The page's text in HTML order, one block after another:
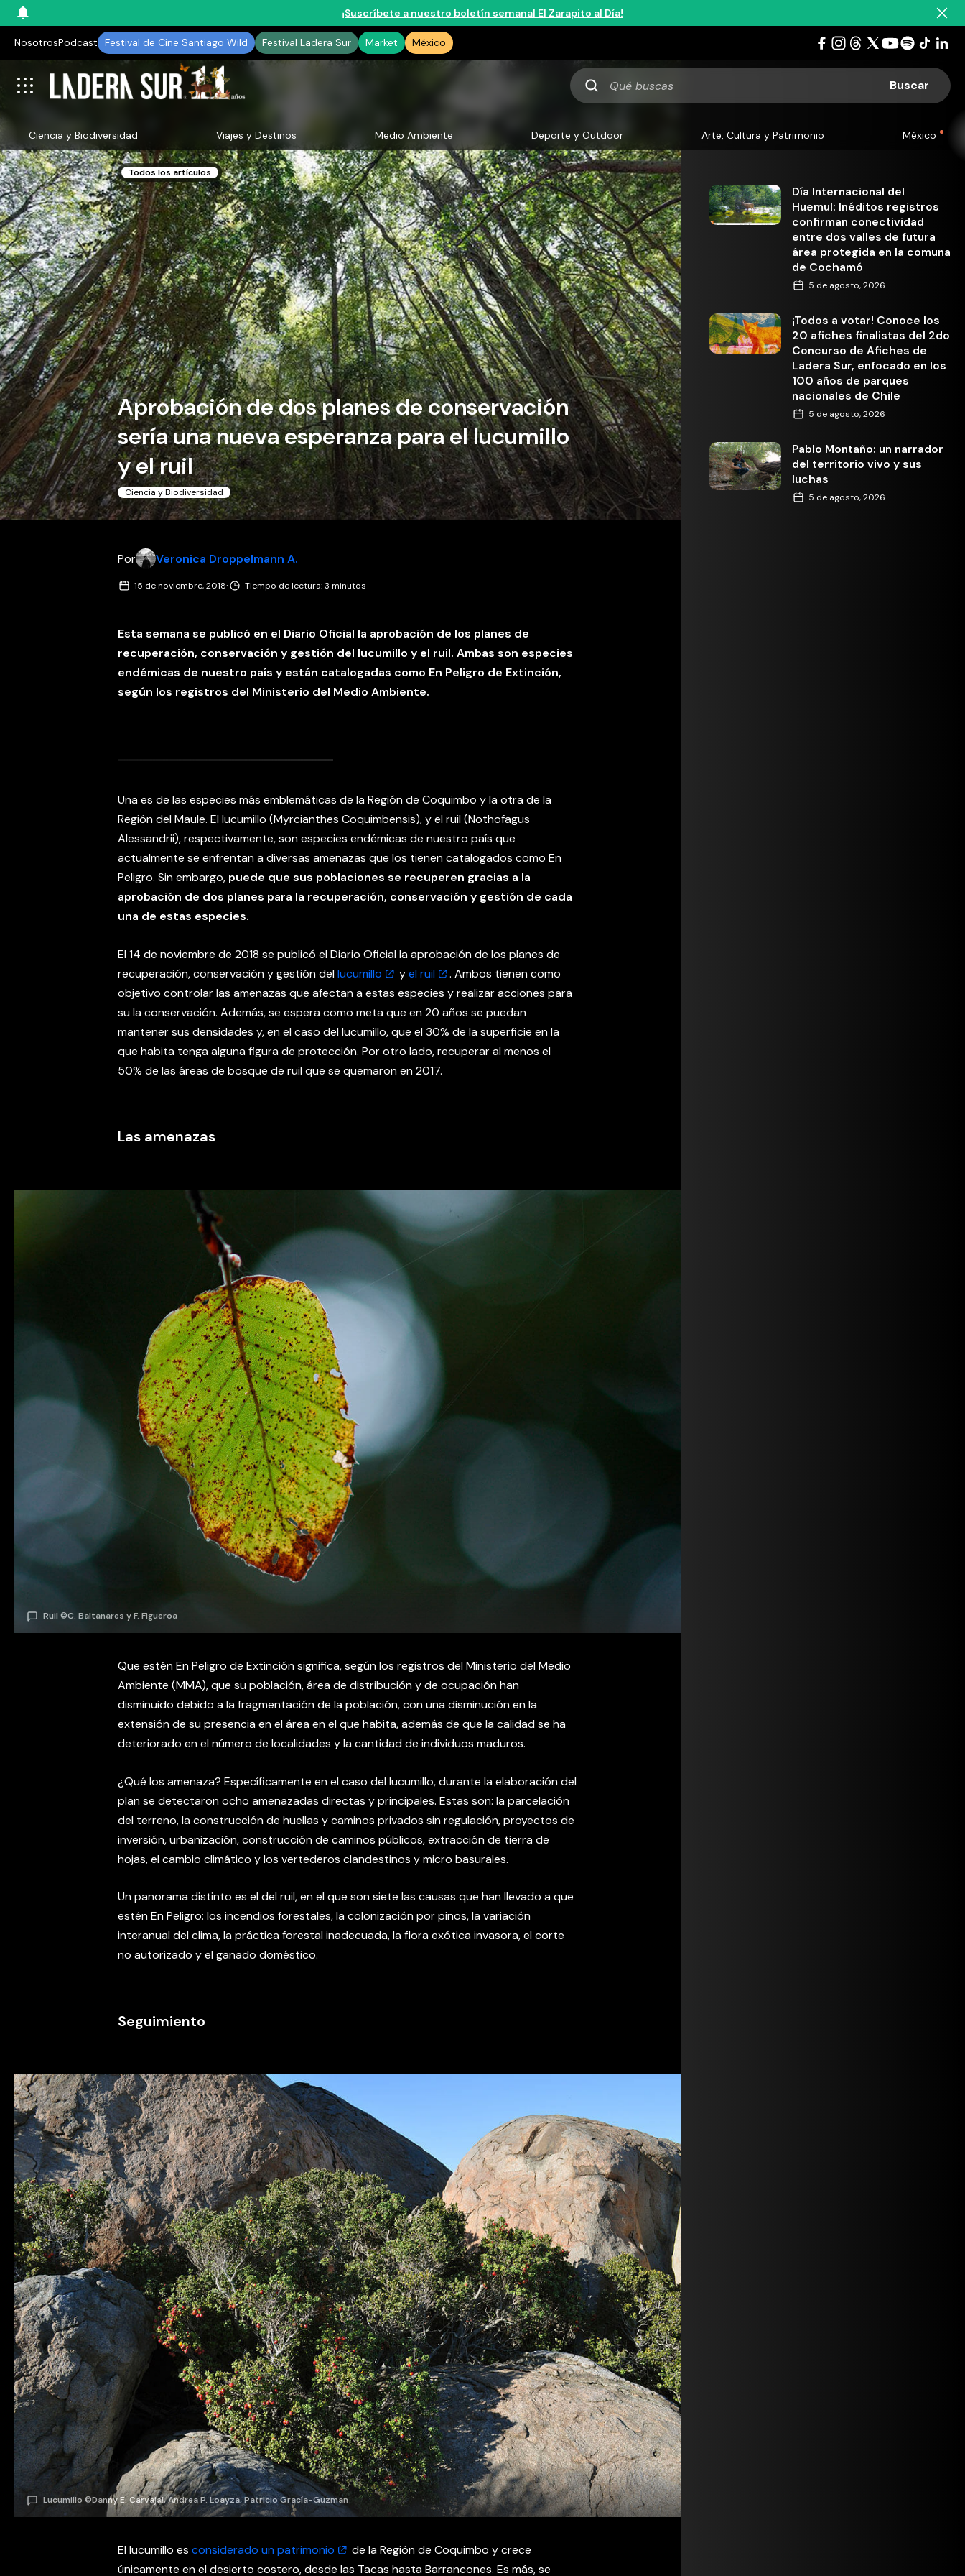
¡Suscríbete a nuestro boletín semanal El Zarapito al Día!
NosotrosPodcast Festival de Cine Santiago Wild Festival Ladera Sur Market México
Qué
buscas
Ciencia y Biodiversidad Viajes y Destinos Medio Ambiente Deporte y Outdoor Arte, Cultura y Patrimonio México
Todos los artículos
Aprobación de dos planes de conservación
sería una nueva esperanza para el lucumillo
y el ruil
Ciencia y Biodiversidad
Por Veronica Droppelmann A.
15 de noviembre, 2018· Tiempo de lectura: 3 minutos
Esta semana se publicó en el Diario Oficial la aprobación de los planes de
recuperación, conservación y gestión del lucumillo y el ruil. Ambas son especies
endémicas de nuestro país y están catalogadas como En Peligro de Extinción,
según los registros del Ministerio del Medio Ambiente.
Una es de las especies más emblemáticas de la Región de Coquimbo y la otra de la
Región del Maule. El lucumillo (Myrcianthes Coquimbensis), y el ruil (Nothofagus
Alessandrii), respectivamente, son especies endémicas de nuestro país que
actualmente se enfrentan a diversas amenazas que los tienen catalogados como En
Peligro. Sin embargo, puede que sus poblaciones se recuperen gracias a la
aprobación de dos planes para la recuperación, conservación y gestión de cada
una de estas especies.
El 14 de noviembre de 2018 se publicó el Diario Oficial la aprobación de los planes de
recuperación, conservación y gestión dellucumillo yel ruil
. Ambos tienen como
objetivo controlar las amenazas que afectan a estas especies y realizar acciones para
su la conservación. Además, se espera como meta que en 20 años se puedan
mantener sus densidades y, en el caso del lucumillo, que el 30% de la superficie en la
que habita tenga alguna figura de protección. Por otro lado, recuperar al menos el
50% de las áreas de bosque de ruil que se quemaron en 2017.
Las amenazas
Ruil ©C. Baltanares y F. Figueroa
Que estén En Peligro de Extinción significa, según los registros del Ministerio del Medio
Ambiente (MMA), que su población, área de distribución y de ocupación han
disminuido debido a la fragmentación de la población, con una disminución en la
extensión de su presencia en el área en el que habita, además de que la calidad se ha
deteriorado en el número de localidades y la cantidad de individuos maduros.
¿Qué los amenaza? Específicamente en el caso del lucumillo, durante la elaboración del
plan se detectaron ocho amenazadas directas y principales. Estas son: la parcelación
del terreno, la construcción de huellas y caminos privados sin regulación, proyectos de
inversión, urbanización, construcción de caminos públicos, extracción de tierra de
hojas, el cambio climático y los vertederos clandestinos y micro basurales.
Un panorama distinto es el del ruil, en el que son siete las causas que han llevado a que
estén En Peligro: los incendios forestales, la colonización por pinos, la variación
interanual del clima, la práctica forestal inadecuada, la flora exótica invasora, el corte
no autorizado y el ganado doméstico.
Seguimiento
Lucumillo ©Danny E. Carvajal, Andrea P. Loayza, Patricio Gracía-Guzman
El lucumillo es considerado un patrimonio
de la Región de Coquimbo y crece
únicamente en el desierto costero, desde las Tacas hasta Barrancones. Es más, se
Día Internacional del
Huemul: Inéditos registros
confirman conectividad
entre dos valles de futura
área protegida en la comuna
de Cochamó
5 de agosto, 2026
¡Todos a votar! Conoce los
20 afiches finalistas del 2do
Concurso de Afiches de
Ladera Sur, enfocado en los
100 años de parques
nacionales de Chile
5 de agosto, 2026
Pablo Montaño: un narrador
del territorio vivo y sus
luchas
5 de agosto, 2026